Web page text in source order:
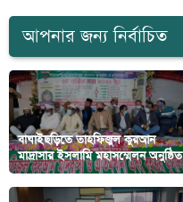
আপনার জন্য নির্বাচিত
বাঘাইছড়িতে তাহফিজুল কুরআন
মাদ্রাসার ইসলামি মহাসম্মেলন অনুষ্ঠিত